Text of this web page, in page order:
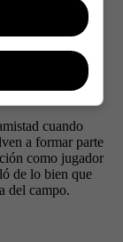
Madrid y sin
cuando
a formar parte
como jugador
de lo bien que
del campo.